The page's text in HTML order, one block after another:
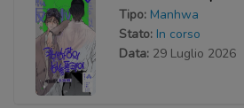
Tipo: Manhwa
Stato: In corso
Data: 29 Luglio 2026